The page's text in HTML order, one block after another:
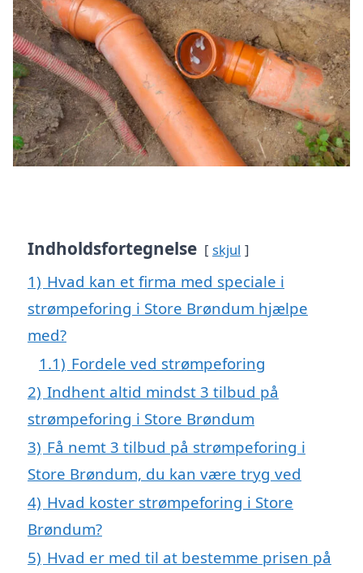
Indholdsfortegnelse skjul
1) Hvad kan et firma med speciale i
strømpeforing i Store Brøndum hjælpe
med?
1.1) Fordele ved strømpeforing
2) Indhent altid mindst 3 tilbud på
strømpeforing i Store Brøndum
3) Få nemt 3 tilbud på strømpeforing i
Store Brøndum, du kan være tryg ved
4) Hvad koster strømpeforing i Store
Brøndum?
5) Hvad er med til at bestemme prisen på